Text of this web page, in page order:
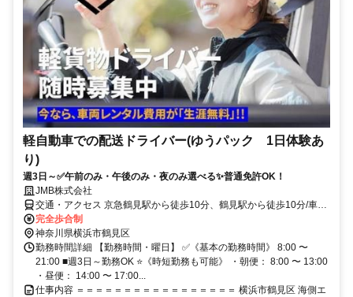
軽自動車での配送ドライバー(ゆうパック 1日体験あ
り)
週3日～✅午前のみ・午後のみ・夜のみ選べる✨普通免許OK！
JMB株式会社
交通・アクセス 京急鶴見駅から徒歩10分、鶴見駅から徒歩10分/車通
勤OK
完全歩合制
神奈川県横浜市鶴見区
勤務時間詳細 【勤務時間・曜日】 ✅《基本の勤務時間》 8:00 〜
21:00 ■週3日～勤務OK ⭐《時短勤務も可能》 ・朝便： 8:00 〜 13:00
・昼便： 14:00 〜 17:00...
仕事内容 ＝＝＝＝＝＝＝＝＝＝＝＝＝＝＝＝＝ 横浜市鶴見区 海側エ